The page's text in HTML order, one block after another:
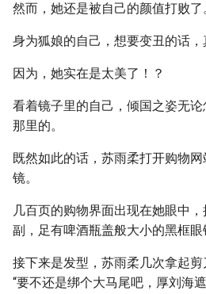
然而，她还是被自己的颜值打败了
身为狐娘的自己，想要变丑的话，
因为，她实在是太美了！？
看着镜子里的自己，倾国之姿无
那里的。
既然如此的话，苏雨柔打开购物网
镜。
几百页的购物界面出现在她眼中
副，足有啤酒瓶盖般大小的黑框眼
接下来是发型，苏雨柔几次拿起剪
“要不还是绑个大马尾吧，厚刘海